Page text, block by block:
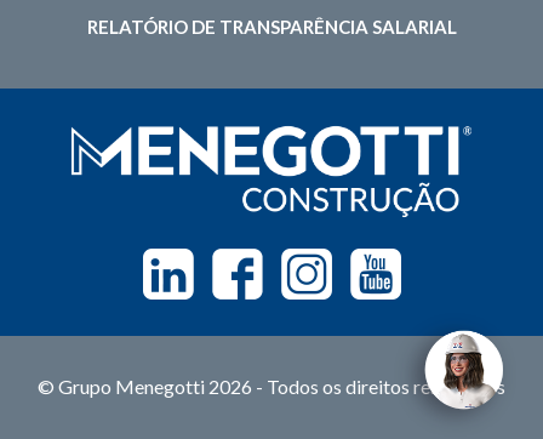
RELATÓRIO DE TRANSPARÊNCIA SALARIAL
Linkedin FacebookInstagramYoutube
© Grupo Menegotti 2026 - Todos os direitos reservados